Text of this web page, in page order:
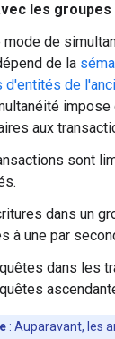
les
de
de la
d'entités de
aux
sont
dans un
à une par
dans les
: Auparavant, les